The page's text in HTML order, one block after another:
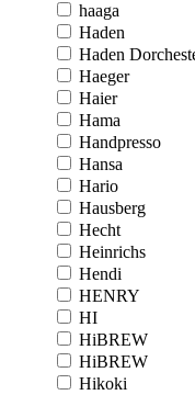
haaga
Haden
Haden
Haeger
Haier
Hama
Handpresso
Hansa
Hario
Hausberg
Hecht
Heinrichs
Hendi
HENRY
HI
HiBREW
HiBREW
Hikoki